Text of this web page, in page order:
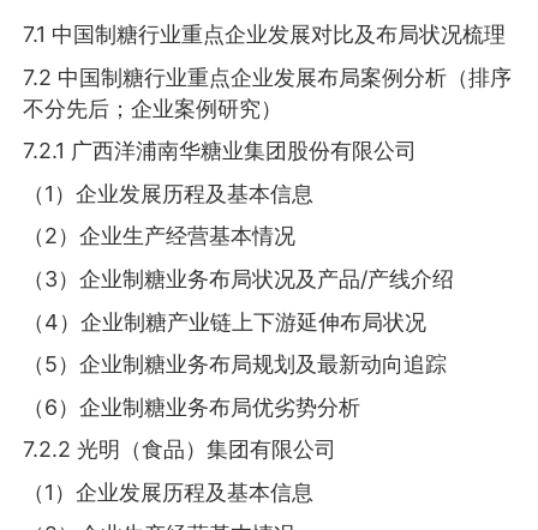
7.1 中国制糖行业重点企业发展对比及布局状况梳理
7.2 中国制糖行业重点企业发展布局案例分析（排序
不分先后；企业案例研究）
7.2.1 广西洋浦南华糖业集团股份有限公司
（1）企业发展历程及基本信息
（2）企业生产经营基本情况
（3）企业制糖业务布局状况及产品/产线介绍
（4）企业制糖产业链上下游延伸布局状况
（5）企业制糖业务布局规划及最新动向追踪
（6）企业制糖业务布局优劣势分析
7.2.2 光明（食品）集团有限公司
（1）企业发展历程及基本信息